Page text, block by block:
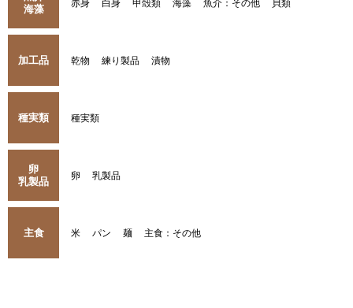
海藻
赤身 白身 甲殻類 海藻 魚介：その他 貝類
加工品 乾物 練り製品 漬物
種実類 種実類
卵
乳製品
卵 乳製品
主食 米 パン 麺 主食：その他